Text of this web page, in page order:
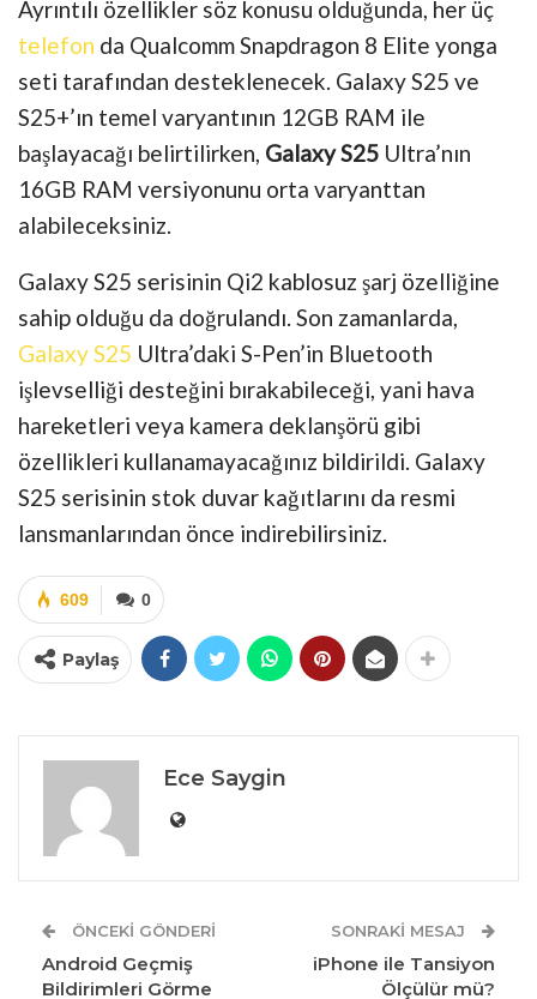
Ayrıntılı özellikler söz konusu olduğunda, her üç
telefon da Qualcomm Snapdragon 8 Elite yonga
seti tarafından desteklenecek. Galaxy S25 ve
S25+’ın temel varyantının 12GB RAM ile
başlayacağı belirtilirken, Galaxy S25 Ultra’nın
16GB RAM versiyonunu orta varyanttan
alabileceksiniz.
Galaxy S25 serisinin Qi2 kablosuz şarj özelliğine
sahip olduğu da doğrulandı. Son zamanlarda,
Galaxy S25 Ultra’daki S-Pen’in Bluetooth
işlevselliği desteğini bırakabileceği, yani hava
hareketleri veya kamera deklanşörü gibi
özellikleri kullanamayacağınız bildirildi. Galaxy
S25 serisinin stok duvar kağıtlarını da resmi
lansmanlarından önce indirebilirsiniz.
0
609
Paylaş
Ece Saygin
ÖNCEKI GÖNDERI
Android Geçmiş
Bildirimleri Görme
SONRAKI MESAJ
iPhone ile Tansiyon
Ölçülür mü?